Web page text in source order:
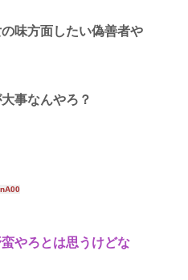
味方面したい偽善者や
事なんやろ？
やろとは思うけどな